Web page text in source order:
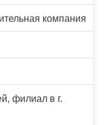
компания
филиал в г.